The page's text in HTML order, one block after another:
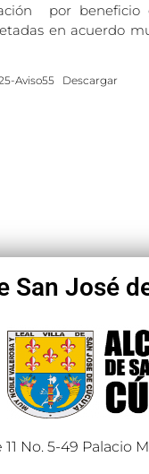
por beneficio
en acuerdo
Aviso55 Descargar
San José
11 No. 5-49 Palacio